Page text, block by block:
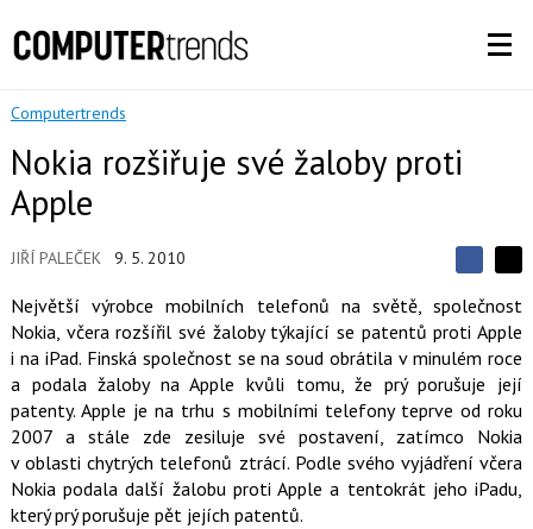
Computertrends
Nokia rozšiřuje své žaloby proti
Apple
JIŘÍ PALEČEK 9. 5. 2010
S
d
í
l
e
t
S
í
l
j
t
n
F
a
í
l
j
t
e
n
a
s
t
Největší výrobce mobilních telefonů na světě, společnost
Nokia, včera rozšířil své žaloby týkající se patentů proti Apple
i na iPad. Finská společnost se na soud obrátila v minulém roce
a podala žaloby na Apple kvůli tomu, že prý porušuje její
patenty. Apple je na trhu s mobilními telefony teprve od roku
2007 a stále zde zesiluje své postavení, zatímco Nokia
v oblasti chytrých telefonů ztrácí. Podle svého vyjádření včera
Nokia podala další žalobu proti Apple a tentokrát jeho iPadu,
který prý porušuje pět jejích patentů.